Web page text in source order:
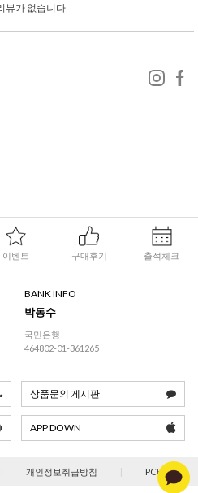
뷰가 없습니다.
이벤트 구매후기 출석체크
BANK INFO
박동수
국민은행
464802-01-361265
상품문의 게시판
APP DOWN
| 개인정보취급방침 | PC버젼